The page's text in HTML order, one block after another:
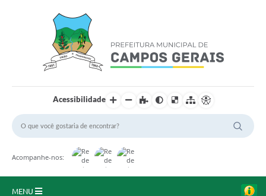
Acessibilidade
Acompanhe-nos:
MENU